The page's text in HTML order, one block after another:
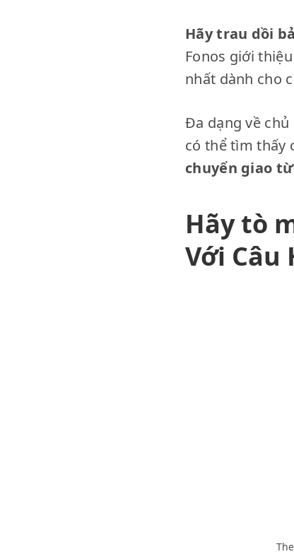
Hãy trau dồi
Fonos giới
nhất dành cho
Đa dạng về
có thể tìm thấy
chuyển giao
Hãy tò
Với Câu